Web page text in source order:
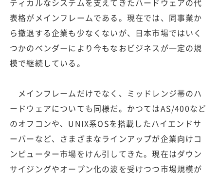
ティカルなシステムを支えてきたハードウェアの代
表格がメインフレームである。現在では、同事業か
ら撤退する企業も少なくないが、日本市場ではいく
つかのベンダーにより今もなおビジネスが一定の規
模で継続している。
メインフレームだけでなく、ミッドレンジ帯のハ
ードウェアについても同様だ。かつてはAS/400など
のオフコンや、UNIX系OSを搭載したハイエンドサ
ーバーなど、さまざまなラインアップが企業向けコ
ンピューター市場をけん引してきた。現在はダウン
サイジングやオープン化の波を受けつつ市場規模が